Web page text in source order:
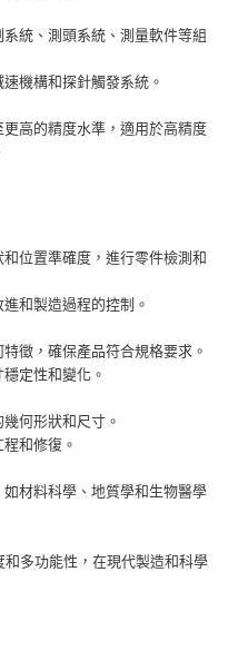
統、測頭系統、測量軟件等組
機構和探針觸發系統。
高的精度水準，適用於高精度
位置準確度，進行零件檢測和
和製造過程的控制。
徵，確保產品符合規格要求。
定性和變化。
何形狀和尺寸。
和修復。
材料科學、地質學和生物醫學
多功能性，在現代製造和科學